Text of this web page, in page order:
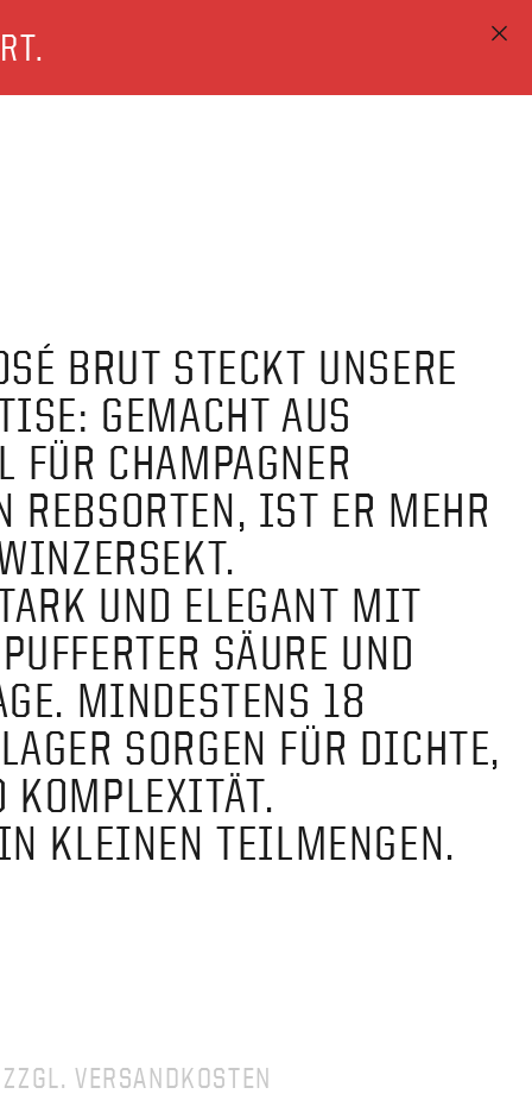
BRUT STECKT UNSERE
GEMACHT AUS
FÜR CHAMPAGNER
REBSORTEN, IST ER MEHR
UND ELEGANT MIT
SÄURE UND
MINDESTENS 18
SORGEN FÜR DICHTE,
KOMPLEXITÄT.
KLEINEN TEILMENGEN.
VERSANDKOSTEN